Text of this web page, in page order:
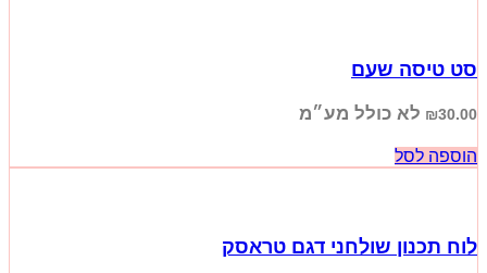
סט טיסה שעם
₪30.00 לא כולל מע״מ
הוספה לסל
לוח תכנון שולחני דגם טראסק